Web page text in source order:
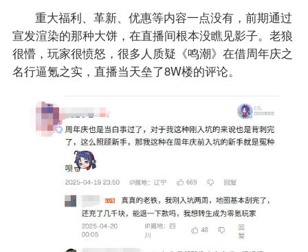
重大福利、革新、优惠等内容一点没有，前期通过
宣发渲染的那种大饼，在直播间根本没瞧见影子。老狼
很懵，玩家很愤怒，很多人质疑《鸣潮》在借周年庆之
名行逼氪之实，直播当天垒了8W楼的评论。